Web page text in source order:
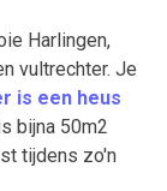
Harlingen,
vultrechter. Je
is een heus
bijna 50m2
tijdens zo'n